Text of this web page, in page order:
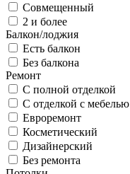
Совмещенный
2 и более
Балкон/лоджия
Есть балкон
Без балкона
Ремонт
С полной отделкой
С отделкой с мебелью
Евроремонт
Косметический
Дизайнерский
Без ремонта